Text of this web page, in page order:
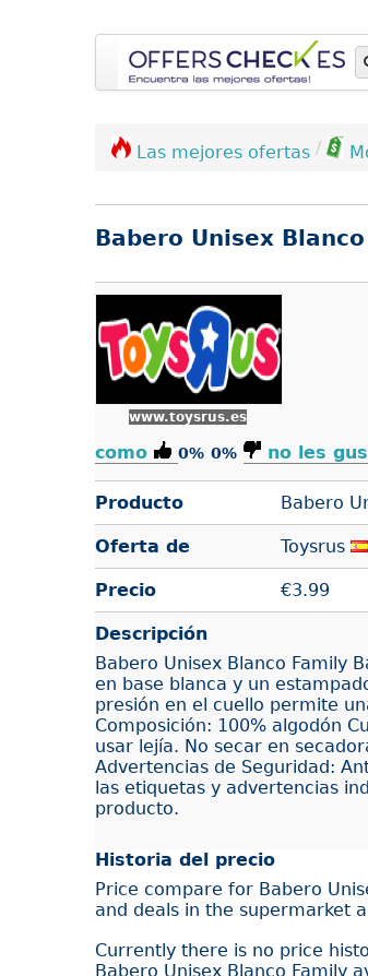
Las mejores ofertas /
Babero Unisex
www.toysrus.es
como 0% 0% no les
Producto Babero
Oferta de Toysrus
Precio €3.99
Descripción
Babero Unisex Blanco Family
en base blanca y un
presión en el cuello permite
Composición: 100% algodón
usar lejía. No secar en
Advertencias de Seguridad:
las etiquetas y advertencias
producto.
Historia del precio
Price compare for Babero
and deals in the supermarket
Currently there is no price
Babero Unisex Blanco Family